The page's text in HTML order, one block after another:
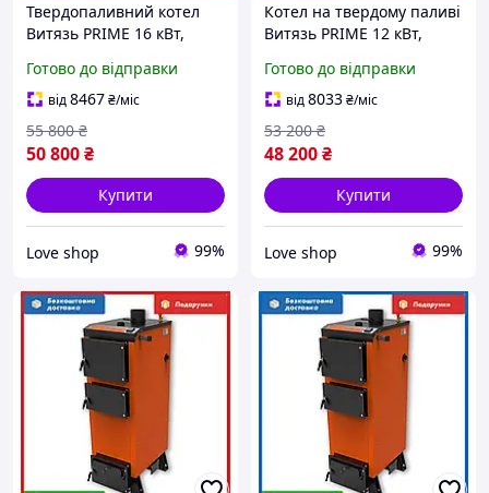
Твердопаливний котел
Витязь PRIME 16 кВт,
опалювальний котел для
дому
Готово до відправки
від8467₴/міс
50 800₴
55 800 ₴
Купити
Love shop 99%
Котел на твердому паливі
Витязь PRIME 12 кВт,
опалювальний котел
Готово до відправки
від8033₴/міс
48 200₴
53 200 ₴
Купити
Love shop 99%